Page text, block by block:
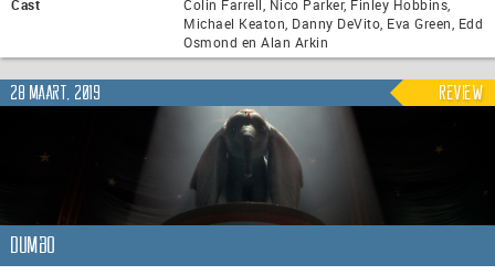
Cast
Colin Farrell, Nico Parker, Finley Hobbins,
Michael Keaton, Danny DeVito, Eva Green, Edd
Osmond en Alan Arkin
28 maart, 2019 Review
Dumbo